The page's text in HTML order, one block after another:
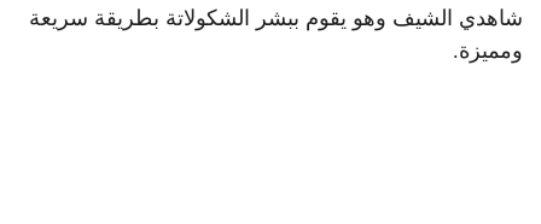
شاهدي الشيف وهو يقوم ببشر الشكولاتة بطريقة سريعة
ومميزة.